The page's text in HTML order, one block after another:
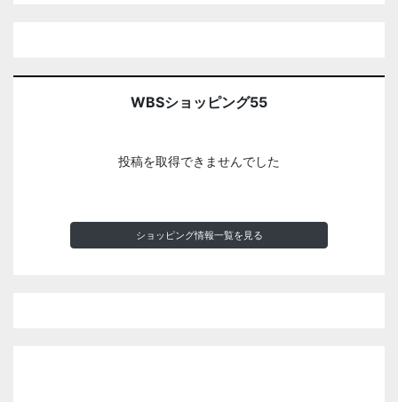
WBSショッピング55
投稿を取得できませんでした
ショッピング情報一覧を見る